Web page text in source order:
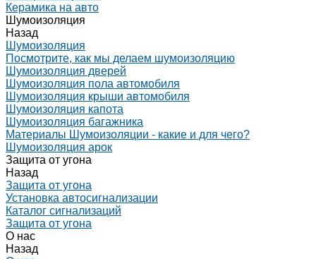
Керамика на авто
Шумоизоляция
Назад
Шумоизоляция
Посмотрите, как мы делаем шумоизоляцию
Шумоизоляция дверей
Шумоизоляция пола автомобиля
Шумоизоляция крыши автомобиля
Шумоизоляция капота
Шумоизоляция багажника
Материалы Шумоизоляции - какие и для чего?
Шумоизоляция арок
Защита от угона
Назад
Защита от угона
Установка автосигнализации
Каталог сигнализаций
Защита от угона
О нас
Назад